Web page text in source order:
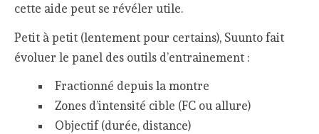
cette aide peut se révéler utile.
Petit à petit (lentement pour certains), Suunto fait
évoluer le panel des outils d’entrainement :
Fractionné depuis la montre
Zones d’intensité cible (FC ou allure)
Objectif (durée, distance)